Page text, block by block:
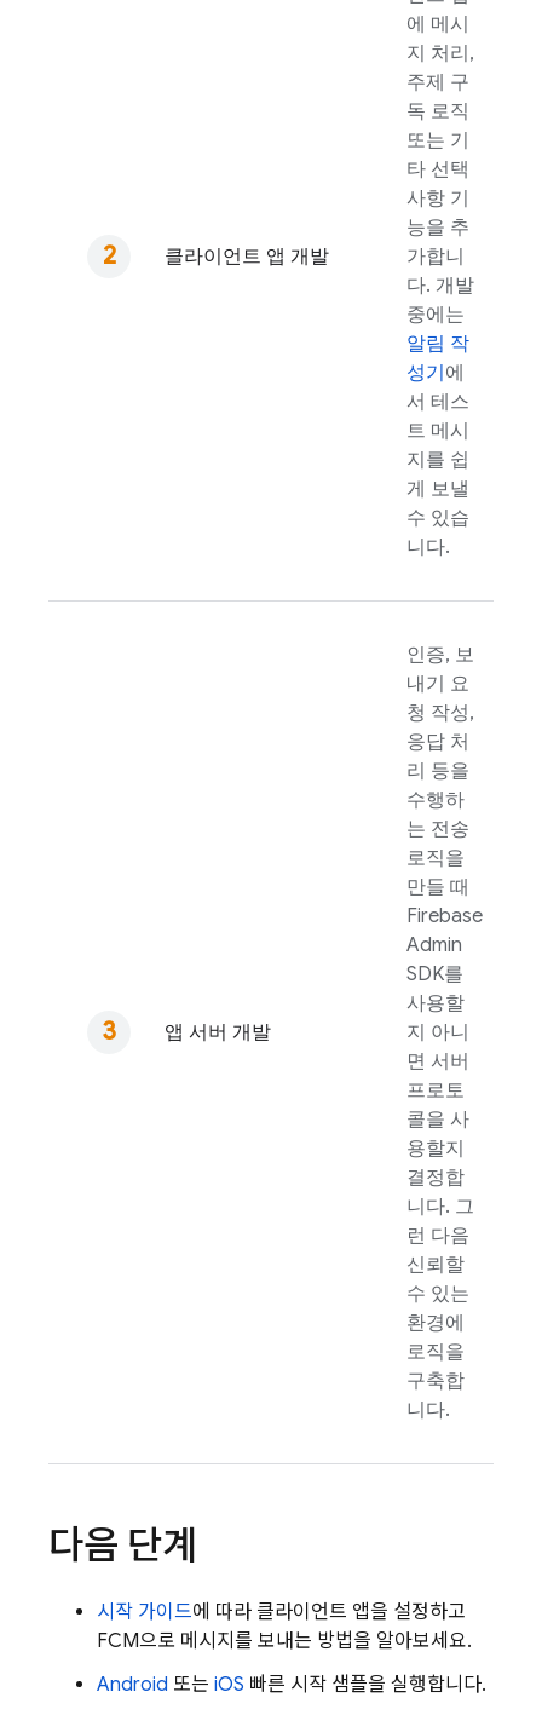
클라이언트 앱 개발
에 메시
지 처리,
주제 구
독 로직
또는 기
타 선택
사항 기
능을 추
가합니
다. 개발
중에는
알림 작
성기 에
서 테스
트 메시
지를 쉽
게 보낼
수 있습
니다.
앱 서버 개발
인증, 보
내기 요
청 작성,
응답 처
리 등을
수행하
는 전송
로직을
만들 때
Firebase
Admin
SDK를
사용할
지 아니
면 서버
프로토
콜을 사
용할지
결정합
니다. 그
런 다음
신뢰할
수 있는
환경에
로직을
구축합
니다.
다음 단계
시작 가이드에 따라 클라이언트 앱을 설정하고
FCM으로 메시지를 보내는 방법을 알아보세요.
Android 또는 iOS 빠른 시작 샘플을 실행합니다.